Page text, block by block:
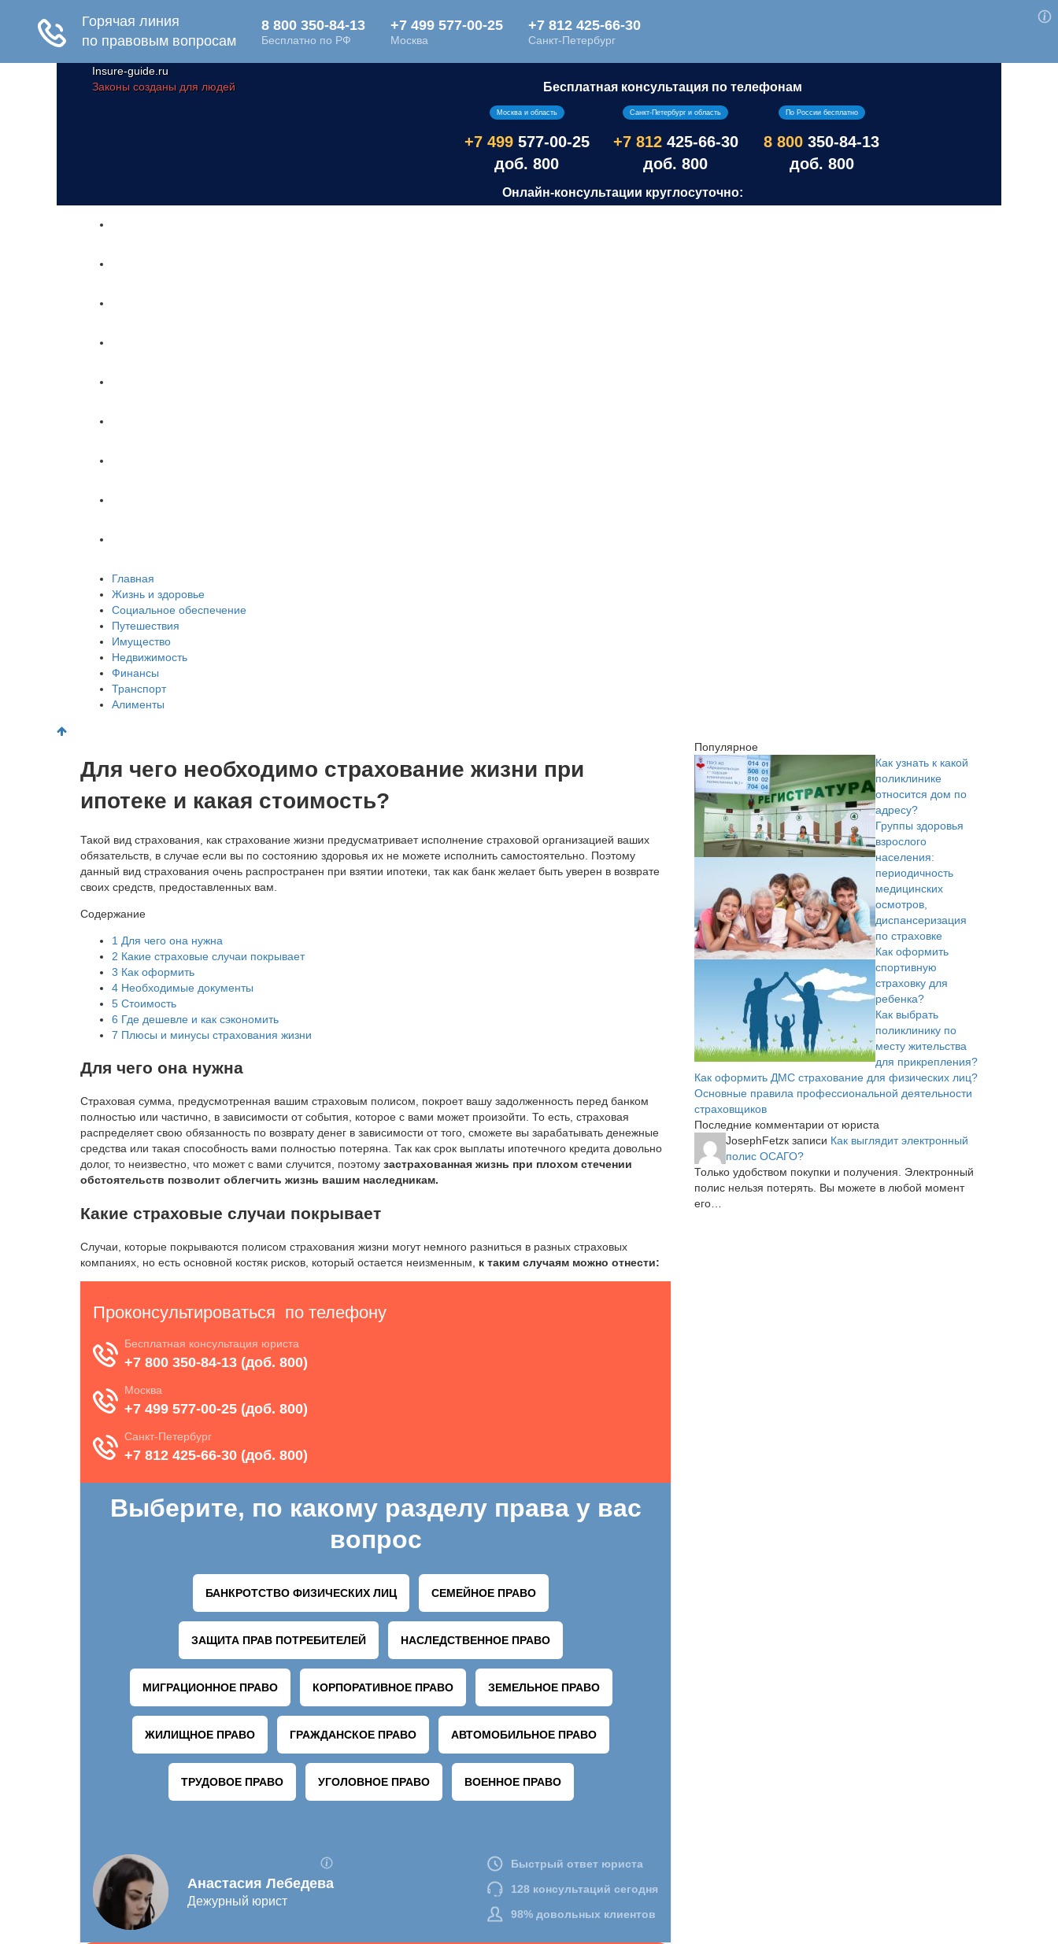
Insure-guide.ru
Законы созданы для людей
Бесплатная консультация по телефонам
Москва и область
+7 499577-00-25
доб. 800
Санкт-Петербург и область
+7 812 425-66-30
доб. 800
По России бесплатно
8 800 350-84-13
доб. 800
Онлайн-консультации круглосуточно:
Главная
Жизнь и здоровье
Социальное обеспечение
Путешествия
Имущество
Недвижимость
Финансы
Транспорт
Алименты
Для чего необходимо страхование жизни при
ипотеке и какая стоимость?
Такой вид страхования, как страхование жизни предусматривает исполнение страховой организацией ваших
обязательств, в случае если вы по состоянию здоровья их не можете исполнить самостоятельно. Поэтому
данный вид страхования очень распространен при взятии ипотеки, так как банк желает быть уверен в возврате
своих средств, предоставленных вам.
Содержание
1 Для чего она нужна
2 Какие страховые случаи покрывает
3 Как оформить
4 Необходимые документы
5 Стоимость
6 Где дешевле и как сэкономить
7 Плюсы и минусы страхования жизни
Для чего она нужна
Страховая сумма, предусмотренная вашим страховым полисом, покроет вашу задолженность перед банком
полностью или частично, в зависимости от события, которое с вами может произойти. То есть, страховая
распределяет свою обязанность по возврату денег в зависимости от того, сможете вы зарабатывать денежные
средства или такая способность вами полностью потеряна. Так как срок выплаты ипотечного кредита довольно
долог, то неизвестно, что может с вами случится, поэтому застрахованная жизнь при плохом стечении
обстоятельств позволит облегчить жизнь вашим наследникам.
Какие страховые случаи покрывает
Случаи, которые покрываются полисом страхования жизни могут немного разниться в разных страховых
компаниях, но есть основной костяк рисков, который остается неизменным, к таким случаям можно отнести:
Популярное
Как узнать к какой
поликлинике
относится дом по
адресу?
Группы здоровья
взрослого
населения:
периодичность
медицинских
осмотров,
диспансеризация
по страховке
Как оформить
спортивную
страховку для
ребенка?
Как выбрать
поликлинику по
месту жительства
для прикрепления?
Как оформить ДМС страхование для физических лиц?
Основные правила профессиональной деятельности
страховщиков
Последние комментарии от юриста
JosephFetzк записи Как выглядит электронный
полис ОСАГО?
Только удобством покупки и получения. Электронный
полис нельзя потерять. Вы можете в любой момент
его…